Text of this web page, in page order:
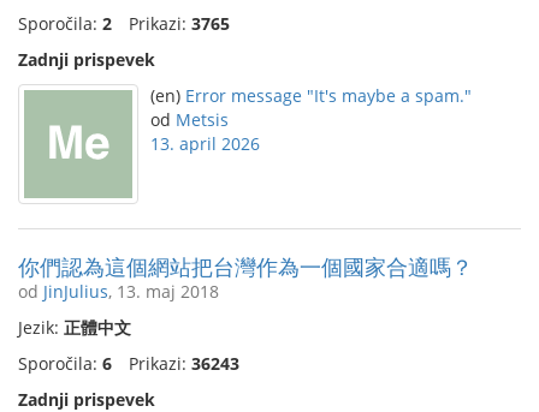
Sporočila: 2 Prikazi: 3765
Zadnji prispevek
(en) Error message "It's maybe a spam."
od Metsis
13. april 2026
你們認為這個網站把台灣作為一個國家合適嗎？
od JinJulius, 13. maj 2018
Jezik: 正體中文
Sporočila: 6 Prikazi: 36243
Zadnji prispevek